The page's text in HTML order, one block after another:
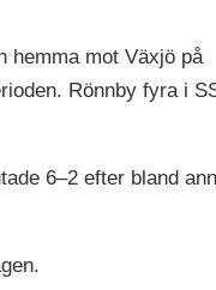
hemma mot Växjö på
Rönnby fyra i
6–2 efter bland